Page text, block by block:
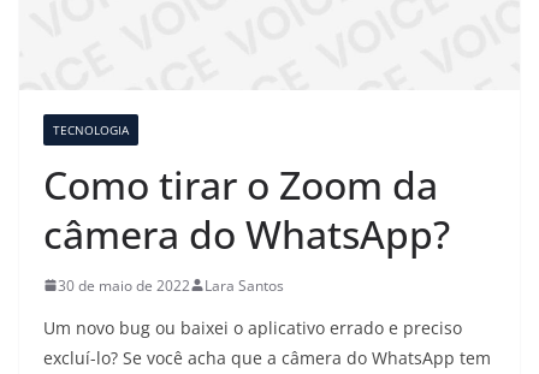
TECNOLOGIA
Como tirar o Zoom da
câmera do WhatsApp?
30 de maio de 2022 Lara Santos
Um novo bug ou baixei o aplicativo errado e preciso
excluí-lo? Se você acha que a câmera do WhatsApp tem